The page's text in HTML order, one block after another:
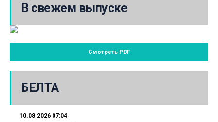
В свежем выпуске
Смотреть PDF
БЕЛТА
10.08.2026 07:04